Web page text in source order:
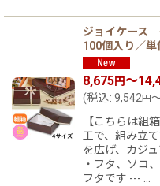
ジョイケー
100個入り／
8,675円～
(税込: 9,542円
【こちらは組
工で、組み立
を広げ、カジ
・フタ、ソコ
フタです --- …